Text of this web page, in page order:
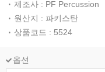
제조사 : PF Percussion
원산지 : 파키스탄
상품코드 : 5524
옵션